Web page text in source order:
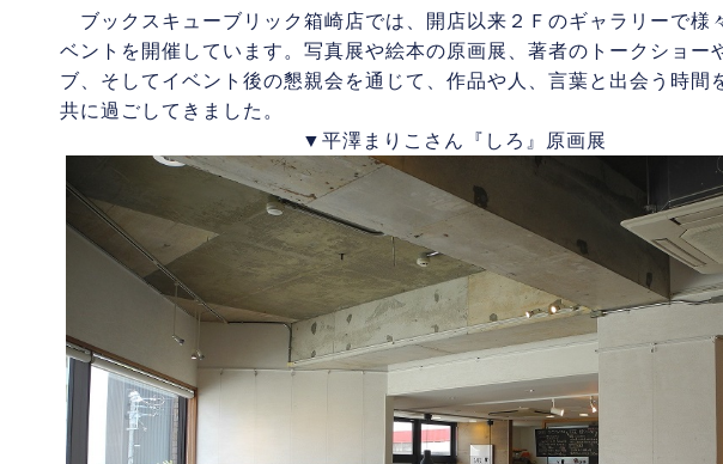
ブックスキューブリック箱崎店では、開店以来２Ｆのギャラリーで様
ベントを開催しています。写真展や絵本の原画展、著者のトークショー
ブ、そしてイベント後の懇親会を通じて、作品や人、言葉と出会う時間
共に過ごしてきました。
▼平澤まりこさん『しろ』原画展